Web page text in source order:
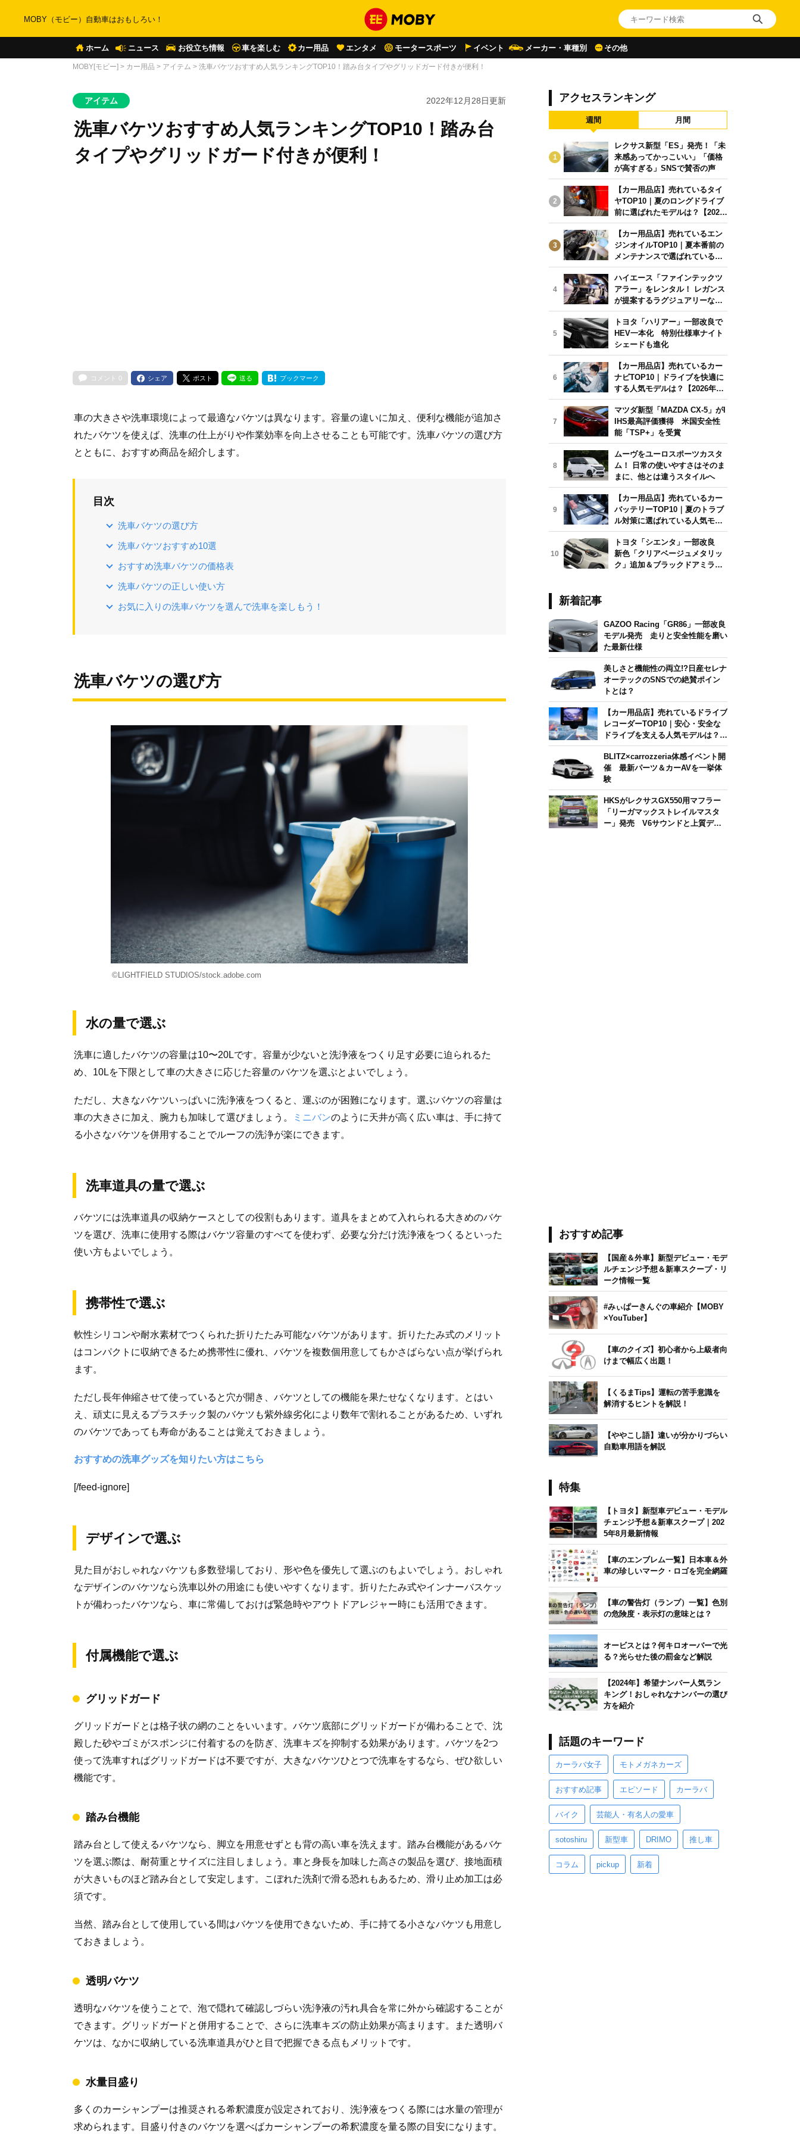
MOBY（モビー）自動車はおもしろい！
ホーム ニュース お役立ち情報 車を楽しむ カー用品 エンタメ モータースポーツ イベント メーカー・車種別 その他
MOBY[モビー] > カー用品 > アイテム > 洗車バケツおすすめ人気ランキングTOP10！踏み台タイプやグリッドガード付きが便利！
アイテム 2022年12月28日更新
洗車バケツおすすめ人気ランキングTOP10！踏み台
タイプやグリッドガード付きが便利！
コメント 0 シェア ポスト 送る ブックマーク
車の大きさや洗車環境によって最適なバケツは異なります。容量の違いに加え、便利な機能が追加さ
れたバケツを使えば、洗車の仕上がりや作業効率を向上させることも可能です。洗車バケツの選び方
とともに、おすすめ商品を紹介します。
目次
洗車バケツの選び方
洗車バケツおすすめ10選
おすすめ洗車バケツの価格表
洗車バケツの正しい使い方
お気に入りの洗車バケツを選んで洗車を楽しもう！
洗車バケツの選び方
©LIGHTFIELD STUDIOS/stock.adobe.com
水の量で選ぶ
洗車に適したバケツの容量は10〜20Lです。容量が少ないと洗浄液をつくり足す必要に迫られるた
め、10Lを下限として車の大きさに応じた容量のバケツを選ぶとよいでしょう。
ただし、大きなバケツいっぱいに洗浄液をつくると、運ぶのが困難になります。選ぶバケツの容量は
車の大きさに加え、腕力も加味して選びましょう。
ミニバンのように天井が高く広い車は、手に持て
る小さなバケツを併用することでルーフの洗浄が楽にできます。
洗車道具の量で選ぶ
バケツには洗車道具の収納ケースとしての役割もあります。道具をまとめて入れられる大きめのバケ
ツを選び、洗車に使用する際はバケツ容量のすべてを使わず、必要な分だけ洗浄液をつくるといった
使い方もよいでしょう。
携帯性で選ぶ
軟性シリコンや耐水素材でつくられた折りたたみ可能なバケツがあります。折りたたみ式のメリット
はコンパクトに収納できるため携帯性に優れ、バケツを複数個用意してもかさばらない点が挙げられ
ます。
ただし長年伸縮させて使っていると穴が開き、バケツとしての機能を果たせなくなります。とはい
え、頑丈に見えるプラスチック製のバケツも紫外線劣化により数年で割れることがあるため、いずれ
のバケツであっても寿命があることは覚えておきましょう。
おすすめの洗車グッズを知りたい方はこちら
[/feed-ignore]
デザインで選ぶ
見た目がおしゃれなバケツも多数登場しており、形や色を優先して選ぶのもよいでしょう。おしゃれ
なデザインのバケツなら洗車以外の用途にも使いやすくなります。折りたたみ式やインナーバスケッ
トが備わったバケツなら、車に常備しておけば緊急時やアウトドアレジャー時にも活用できます。
付属機能で選ぶ
グリッドガード
グリッドガードとは格子状の網のことをいいます。バケツ底部にグリッドガードが備わることで、沈
殿した砂やゴミがスポンジに付着するのを防ぎ、洗車キズを抑制する効果があります。バケツを2つ
使って洗車すればグリッドガードは不要ですが、大きなバケツひとつで洗車をするなら、ぜひ欲しい
機能です。
踏み台機能
踏み台として使えるバケツなら、脚立を用意せずとも背の高い車を洗えます。踏み台機能があるバケ
ツを選ぶ際は、耐荷重とサイズに注目しましょう。車と身長を加味した高さの製品を選び、接地面積
が大きいものほど踏み台として安定します。こぼれた洗剤で滑る恐れもあるため、滑り止め加工は必
須です。
当然、踏み台として使用している間はバケツを使用できないため、手に持てる小さなバケツも用意し
ておきましょう。
透明バケツ
透明なバケツを使うことで、泡で隠れて確認しづらい洗浄液の汚れ具合を常に外から確認することが
できます。グリッドガードと併用することで、さらに洗車キズの防止効果が高まります。また透明バ
ケツは、なかに収納している洗車道具がひと目で把握できる点もメリットです。
水量目盛り
多くのカーシャンプーは推奨される希釈濃度が設定されており、洗浄液をつくる際には水量の管理が
求められます。目盛り付きのバケツを選べばカーシャンプーの希釈濃度を量る際の目安になります。
アクセスランキング
週間 月間
1
レクサス新型「ES」発売！「未
来感あってかっこいい」「価格
が高すぎる」SNSで賛否の声
2
【カー用品店】売れているタイ
ヤTOP10｜夏のロングドライブ
前に選ばれたモデルは？【2026
年6月版】
3
【カー用品店】売れているエン
ジンオイルTOP10｜夏本番前の
メンテナンスで選ばれている人
気モデルは？【2026年6月版】
4
ハイエース「ファインテックツ
アラー」をレンタル！ レガンス
が提案するラグジュアリーな移
動体験
5
トヨタ「ハリアー」一部改良で
HEV一本化 特別仕様車ナイト
シェードも進化
6
【カー用品店】売れているカー
ナビTOP10｜ドライブを快適に
する人気モデルは？【2026年6
月版】
7
マツダ新型「MAZDA CX-5」がI
IHS最高評価獲得 米国安全性
能「TSP+」を受賞
8
ムーヴをユーロスポーツカスタ
ム！ 日常の使いやすさはそのま
まに、他とは違うスタイルへ
9
【カー用品店】売れているカー
バッテリーTOP10｜夏のトラブ
ル対策に選ばれている人気モデ
ルは？【2026年6月版】
10
トヨタ「シエンタ」一部改良
新色「クリアベージュメタリッ
ク」追加＆ブラックドアミラー
新着記事
GAZOO Racing「GR86」一部改良
モデル発売 走りと安全性能を磨い
た最新仕様
美しさと機能性の両立!?日産セレナ
オーテックのSNSでの絶賛ポイン
トとは？
【カー用品店】売れているドライブ
レコーダーTOP10｜安心・安全な
ドライブを支える人気モデルは？
【2026年6月版】
BLITZ×carrozzeria体感イベント開
催 最新パーツ＆カーAVを一挙体
験
HKSがレクサスGX550用マフラー
「リーガマックストレイルマスタ
ー」発売 V6サウンドと上質デザ
おすすめ記事
【国産＆外車】新型デビュー・モデ
ルチェンジ予想＆新車スクープ・リ
ーク情報一覧
#みぃぱーきんぐの車紹介【MOBY
×YouTuber】
【車のクイズ】初心者から上級者向
けまで幅広く出題！
【くるまTips】運転の苦手意識を
解消するヒントを解説！
【ややこし語】違いが分かりづらい
自動車用語を解説
特集
【トヨタ】新型車デビュー・モデル
チェンジ予想＆新車スクープ｜202
5年8月最新情報
【車のエンブレム一覧】日本車＆外
車の珍しいマーク・ロゴを完全網羅
【車の警告灯（ランプ）一覧】色別
の危険度・表示灯の意味とは？
オービスとは？何キロオーバーで光
る？光らせた後の罰金など解説
【2024年】希望ナンバー人気ラン
キング！おしゃれなナンバーの選び
方を紹介
話題のキーワード
カーラバ女子 モトメガネカーズ
おすすめ記事 エピソード カーラバ
バイク 芸能人・有名人の愛車
sotoshiru 新型車 DRIMO 推し車
コラム pickup 新着